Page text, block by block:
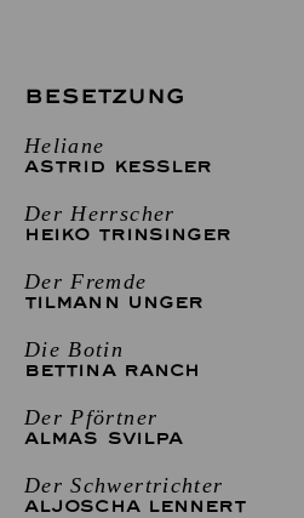
BESETZUNG
Heliane
ASTRID KESSLER
Der Herrscher
HEIKO TRINSINGER
Der Fremde
TILMANN UNGER
Die Botin
BETTINA RANCH
Der Pförtner
ALMAS SVILPA
Der Schwertrichter
ALJOSCHA LENNERT